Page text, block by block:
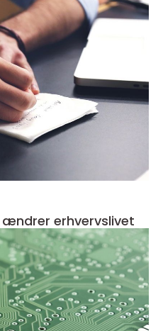
erhvervslivet